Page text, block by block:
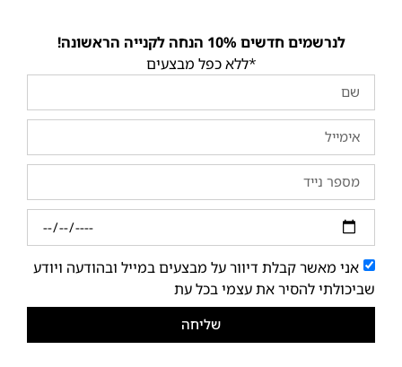
לנרשמים חדשים 10% הנחה לקנייה הראשונה!
*ללא כפל מבצעים
אני מאשר קבלת דיוור על מבצעים במייל ובהודעה ויודע
שביכולתי להסיר את עצמי בכל עת
שליחה